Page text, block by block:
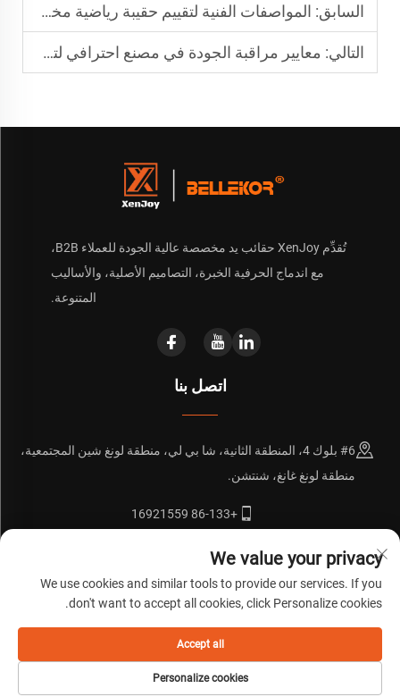
السابق: المواصفات الفنية لتقييم حقيبة رياضية مخصصة متينة
التالي: معايير مراقبة الجودة في مصنع احترافي لتصنيع الحقائب المخصصة
تُقدِّم XenJoy حقائب يد مخصصة عالية الجودة للعملاء B2B،
مع اندماج الحرفية الخبرة، التصاميم الأصلية، والأساليب
المتنوعة.
اتصل بنا
#6 بلوك 4، المنطقة الثانية، شا بي لي، منطقة لونغ شين المجتمعية،
منطقة لونغ غانغ، شنتشن.
+86-133 16921559
[email protected]
We value your privacy
We use cookies and similar tools to provide our services. If you
don't want to accept all cookies, click Personalize cookies.
Personalize cookies
Accept all